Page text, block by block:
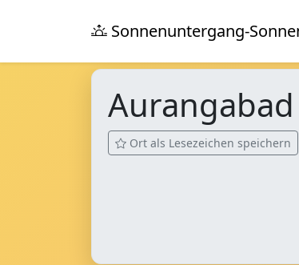
Sonnenuntergang-
Aurangabad
Ort als Lesezeichen speichern